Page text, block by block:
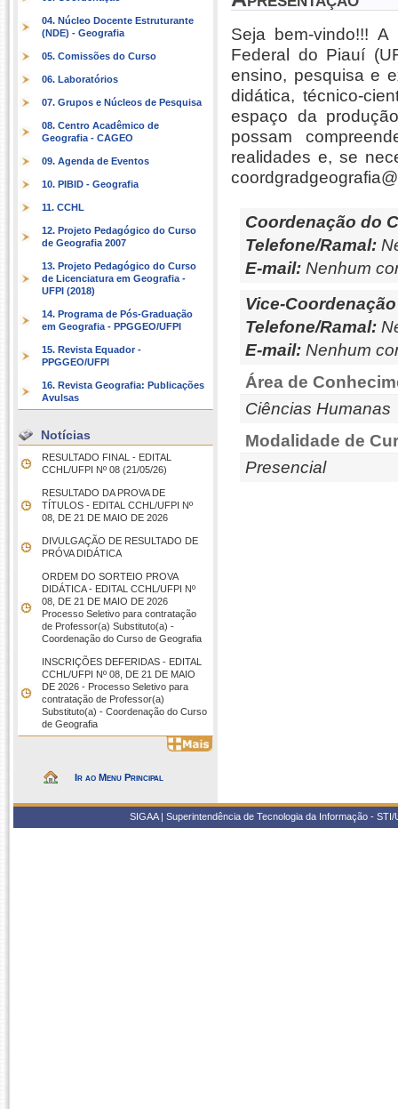
04. Núcleo Docente Estruturante
(NDE) - Geografia
05. Comissões do Curso
06. Laboratórios
07. Grupos e Núcleos de Pesquisa
08. Centro Acadêmico de
Geografia - CAGEO
09. Agenda de Eventos
10. PIBID - Geografia
11. CCHL
12. Projeto Pedagógico do Curso
de Geografia 2007
13. Projeto Pedagógico do Curso
de Licenciatura em Geografia -
UFPI (2018)
14. Programa de Pós-Graduação
em Geografia - PPGGEO/UFPI
15. Revista Equador -
PPGGEO/UFPI
16. Revista Geografia: Publicações
Avulsas
Notícias
RESULTADO FINAL - EDITAL
CCHL/UFPI Nº 08 (21/05/26)
RESULTADO DA PROVA DE
TÍTULOS - EDITAL CCHL/UFPI Nº
08, DE 21 DE MAIO DE 2026
DIVULGAÇÃO DE RESULTADO DE
PRÓVA DIDÁTICA
ORDEM DO SORTEIO PROVA
DIDÁTICA - EDITAL CCHL/UFPI Nº
08, DE 21 DE MAIO DE 2026
Processo Seletivo para contratação
de Professor(a) Substituto(a) -
Coordenação do Curso de Geografia
INSCRIÇÕES DEFERIDAS - EDITAL
CCHL/UFPI Nº 08, DE 21 DE MAIO
DE 2026 - Processo Seletivo para
contratação de Professor(a)
Substituto(a) - Coordenação do Curso
de Geografia
Ir ao Menu Principal
Seja bem-vindo!!!
Federal do Piauí
ensino, pesquisa e
didática, técnico-
espaço da
possam
realidades e, se
Coordenação do
Telefone/Ramal:
E-mail: Nenhum
Vice-
Telefone/Ramal:
E-mail: Nenhum
Área de
Ciências Humanas
Modalidade de
Presencial
SIGAA | Superintendência de Tecnologia da Informação -